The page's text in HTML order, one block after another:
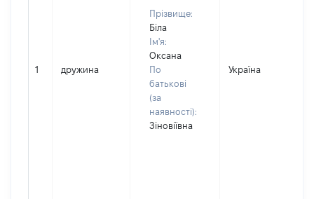
1 дружина
Прізвище:
Біла
Ім'я:
Оксана
По
батькові
(за
наявності):
Зіновіївна
Україна